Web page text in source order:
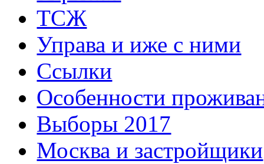
ТСЖ
Управа и иже с ними
Ссылки
Особенности
Выборы 2017
Москва и застройщики